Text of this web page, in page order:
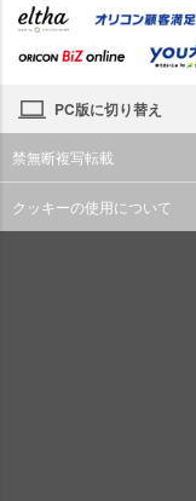
PC版に切り替え
禁無断複写転載
クッキーの使用について